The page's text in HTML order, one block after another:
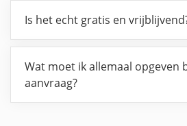
Is het echt gratis en
Wat moet ik allemaal opgeven
aanvraag?